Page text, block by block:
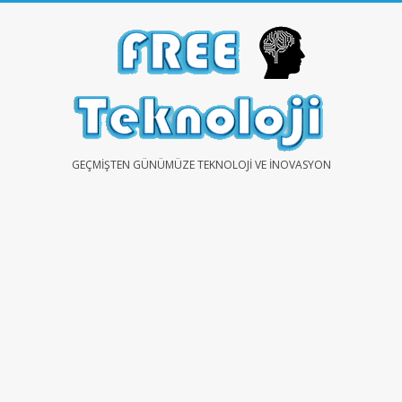
FREEGEÇMIŞTEN GÜNÜMÜZE TEKNOLOJI VE İNOVASYON